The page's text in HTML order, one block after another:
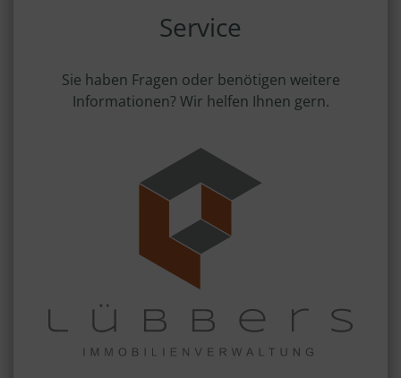
Service
Sie haben Fragen oder benötigen weitere
Informationen? Wir helfen Ihnen gern.